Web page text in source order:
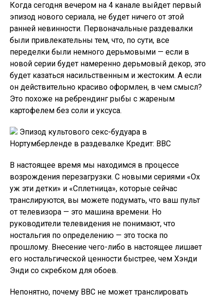
Когда сегодня вечером на 4 канале выйдет первый
эпизод нового сериала, не будет ничего от этой
ранней невинности. Первоначальные раздевалки
были привлекательны тем, что, по сути, все
переделки были немного дерьмовыми — если в
новой серии будет намеренно дерьмовый декор, это
будет казаться насильственным и жестоким. А если
он действительно красиво оформлен, в чем смысл?
Это похоже на ребрендинг рыбы с жареным
картофелем без соли и уксуса.
Эпизод культового секс-будуара в
Нортумберленде в раздевалке Кредит: BBC
В настоящее время мы находимся в процессе
возрождения перезагрузки. С новыми сериями «Ох
уж эти детки» и «Сплетница», которые сейчас
транслируются, вы можете подумать, что ваш пульт
от телевизора — это машина времени. Но
руководители телевидения не понимают, что
ностальгия по определению — это тоска по
прошлому. Внесение чего-либо в настоящее лишает
его ностальгической ценности быстрее, чем Хэнди
Энди со скребком для обоев.
Непонятно, почему BBC не может транслировать